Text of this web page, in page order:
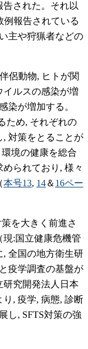
された。それ以
例報告されている
主や狩猟者などの
侶動物, ヒトが関
ルスの感染が増
染が増加する。
ため, それぞれの
対策をとることが
境の健康を総合
られており, 様々
本号13, 14＆ 16ペー
を大きく前進さ
:国立健康危機管
全国の地方衛生研
疫学調査の基盤が
研究開発法人日本
, 疫学, 病態, 診断
し, SFTS対策の強